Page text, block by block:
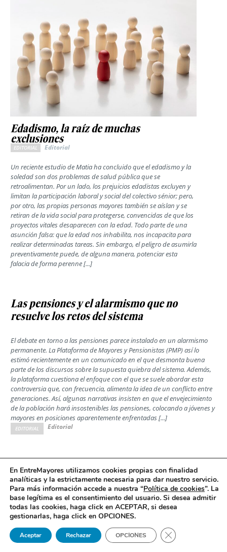
Edadismo, la raíz de muchas
exclusiones
EDITORIAL Editorial
Un reciente estudio de Matia ha concluido que el edadismo y la
soledad son dos problemas de salud pública que se
retroalimentan. Por un lado, los prejuicios edadistas excluyen y
limitan la participación laboral y social del colectivo sénior; pero,
por otro, las propias personas mayores también se aíslan y se
retiran de la vida social para protegerse, convencidas de que los
proyectos vitales desaparecen con la edad. Todo parte de una
asunción falsa: que la edad nos inhabilita, nos incapacita para
realizar determinadas tareas. Sin embargo, el peligro de asumirla
preventivamente puede, de alguna manera, potenciar esta
falacia de forma perenne [...]
Las pensiones y el alarmismo que no
resuelve los retos del sistema
El debate en torno a las pensiones parece instalado en un alarmismo
permanente. La Plataforma de Mayores y Pensionistas (PMP) así lo
estimó recientemente en un comunicado en el que desmonta buena
parte de los discursos sobre la supuesta quiebra del sistema. Además,
la plataforma cuestiona el enfoque con el que se suele abordar esta
controversia que, con frecuencia, alimenta la idea de un conflicto entre
generaciones. Así, algunas narrativas insisten en que el envejecimiento
de la población hará insostenibles las pensiones, colocando a jóvenes y
mayores en posiciones aparentemente enfrentadas [...]
EDITORIAL Editorial
Las familias ante la decisión de la Comisión
Interministerial de Precios del Medicamento
Opinión
Por Jesús Rodrigo, director ejecutivo de la Confederación Española de
Alzheimer y otras Demencias (Ceafa)
En EntreMayores utilizamos cookies propias con finalidad
analíticas y la estrictamente necesaria para dar nuestro servicio.
Para más información accede a nuestra “Política de cookies”. La
base legítima es el consentimiento del usuario. Si desea admitir
todas las cookies, haga click en ACEPTAR, si desea
gestionarlas, haga click en OPCIONES.
Aceptar Rechazar OPCIONES Cerrar el banner